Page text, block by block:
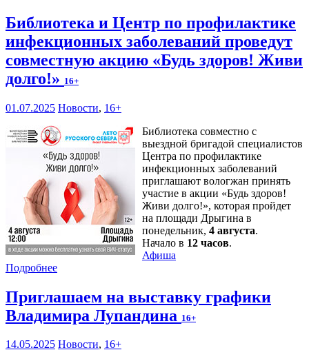
Библиотека и Центр по профилактике
инфекционных заболеваний проведут
совместную акцию «Будь здоров! Живи
долго!» 16+
01.07.2025 Новости, 16+
Библиотека совместно с
выездной бригадой специалистов
Центра по профилактике
инфекционных заболеваний
приглашают вологжан принять
участие в акции «Будь здоров!
Живи долго!», которая пройдет
на площади Дрыгина в
понедельник, 4 августа.
Начало в 12 часов.
Афиша
Подробнее
Приглашаем на выставку графики
Владимира Лупандина 16+
14.05.2025 Новости, 16+